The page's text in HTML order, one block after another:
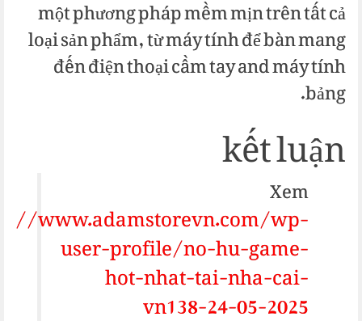
một phương pháp mềm mịn trên tất cả
loại sản phẩm, từ máy tính để bàn mang
đến điện thoại cầm tay and máy tính
bảng.
kết luận
Xem
www.adamstorevn.com/wp-
user-profile/no-hu-game-
hot-nhat-tai-nha-cai-